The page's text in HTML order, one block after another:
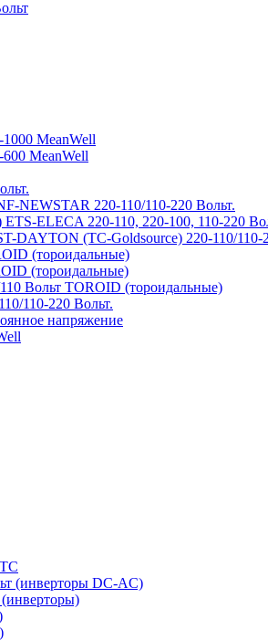
1000 MeanWell
600 MeanWell
NEWSTAR 220-110/110-220 Вольт.
ELECA 220-110, 220-100, 110-220
DAYTON (TC-Goldsource) 220-110/110-
(тороидальные)
(тороидальные)
Вольт TOROID (тороидальные)
110-220 Вольт.
напряжение
(инверторы DC-AC)